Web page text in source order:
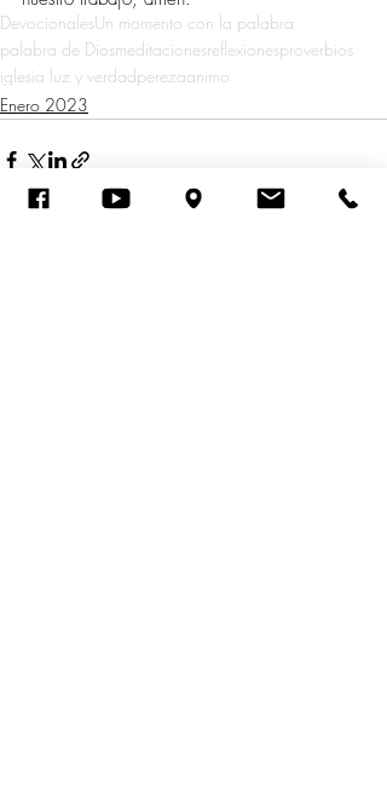
DevocionalesUn momento con la palabra
palabra de Diosmeditacionesreflexionesproverbios
iglesia luz y verdadperezaanimo
Enero 2023